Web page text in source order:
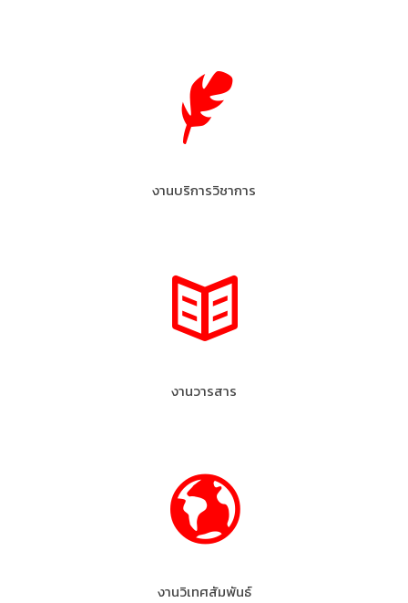
งานบริการวิชาการ
งานวารสาร
งานวิเทศสัมพันธ์